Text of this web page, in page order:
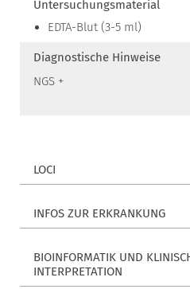
Untersuchungsmaterial
EDTA-Blut (3-5 ml)
Diagnostische Hinweise
NGS +
LOCI
INFOS ZUR ERKRANKUNG
BIOINFORMATIK UND
INTERPRETATION